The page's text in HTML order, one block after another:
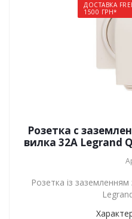
ДОСТАВКА
1500 ГРН*
Розетка с
вилка 32А Legrand
Розетка із